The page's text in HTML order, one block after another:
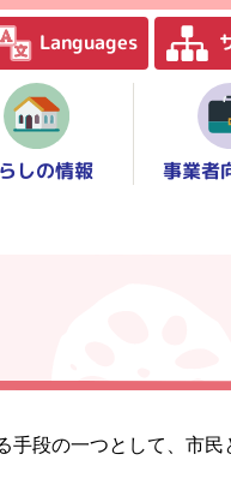
Languages
しの情報 事業者
段の一つとして、市